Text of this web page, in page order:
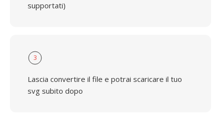
supportati)
3
Lascia convertire il file e potrai scaricare il tuo
svg subito dopo